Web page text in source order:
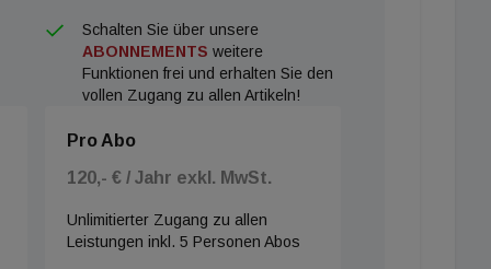
weiter im Tag passiert, lesen Sie ab 14 Uhr auf
Schalten Sie über unsere
ABONNEMENTS weitere
Funktionen frei und erhalten Sie den
vollen Zugang zu allen Artikeln!
Pro Abo
120,- € / Jahr exkl. MwSt.
Unlimitierter Zugang zu allen
Leistungen inkl. 5 Personen Abos